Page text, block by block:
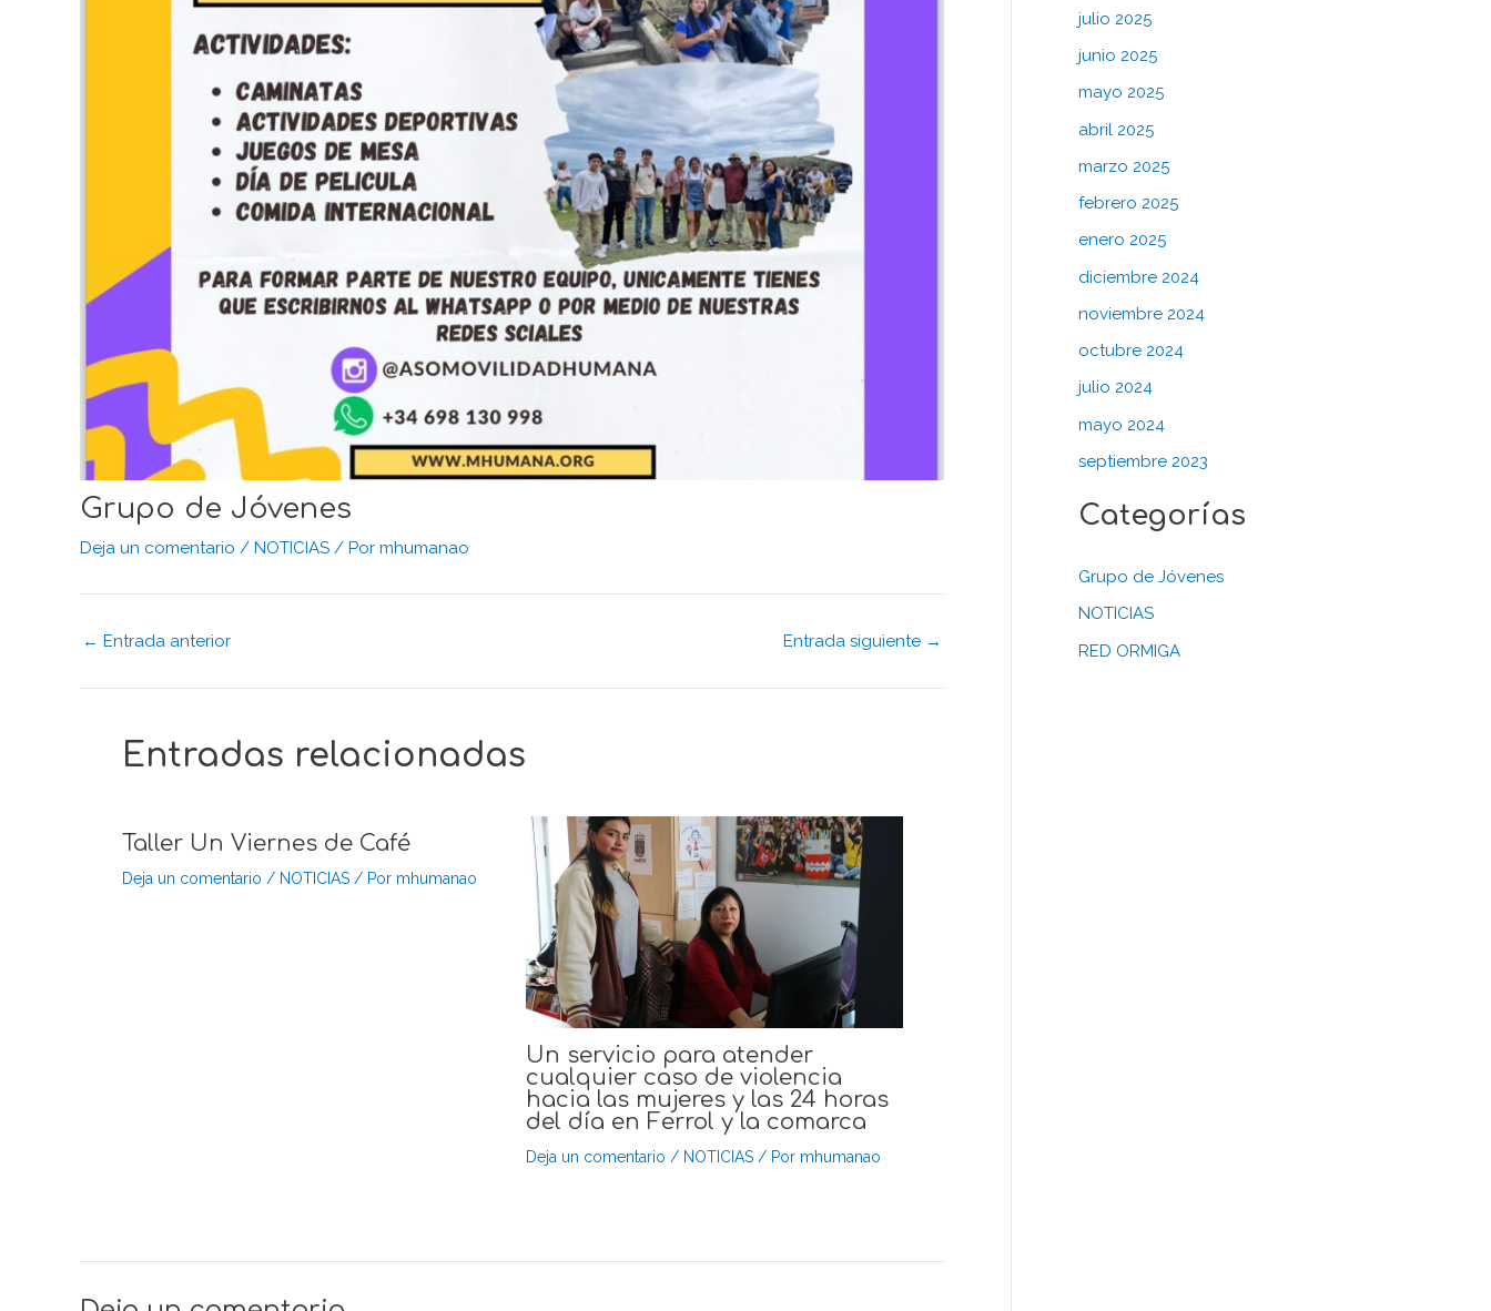
Grupo de Jóvenes
Deja un comentario / NOTICIAS / Por mhumanao
← Entrada anterior Entrada siguiente →
Entradas relacionadas
Taller Un Viernes de Café
Deja un comentario / NOTICIAS/ Por mhumanao
Un servicio para atender
cualquier caso de violencia
hacia las mujeres y las 24 horas
del día en Ferrol y la comarca
Deja un comentario / NOTICIAS / Por mhumanao
julio 2025
junio 2025
mayo 2025
abril 2025
marzo 2025
febrero 2025
enero 2025
diciembre 2024
noviembre 2024
octubre 2024
julio 2024
mayo 2024
septiembre 2023
Categorías
Grupo de Jóvenes
NOTICIAS
RED ORMIGA